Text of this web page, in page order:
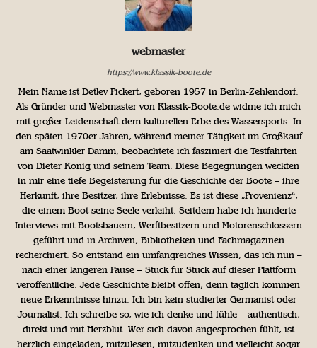
webmaster
https://www.klassik-boote.de
Mein Name ist Detlev Pickert, geboren 1957 in Berlin-Zehlendorf.
Als Gründer und Webmaster von Klassik-Boote.de widme ich mich
mit großer Leidenschaft dem kulturellen Erbe des Wassersports. In
den späten 1970er Jahren, während meiner Tätigkeit im Großkauf
am Saatwinkler Damm, beobachtete ich fasziniert die Testfahrten
von Dieter König und seinem Team. Diese Begegnungen weckten
in mir eine tiefe Begeisterung für die Geschichte der Boote – ihre
Herkunft, ihre Besitzer, ihre Erlebnisse. Es ist diese „Provenienz“,
die einem Boot seine Seele verleiht. Seitdem habe ich hunderte
Interviews mit Bootsbauern, Werftbesitzern und Motorenschlossern
geführt und in Archiven, Bibliotheken und Fachmagazinen
recherchiert. So entstand ein umfangreiches Wissen, das ich nun –
nach einer längeren Pause – Stück für Stück auf dieser Plattform
veröffentliche. Jede Geschichte bleibt offen, denn täglich kommen
neue Erkenntnisse hinzu. Ich bin kein studierter Germanist oder
Journalist. Ich schreibe so, wie ich denke und fühle – authentisch,
direkt und mit Herzblut. Wer sich davon angesprochen fühlt, ist
herzlich eingeladen, mitzulesen, mitzudenken und vielleicht sogar